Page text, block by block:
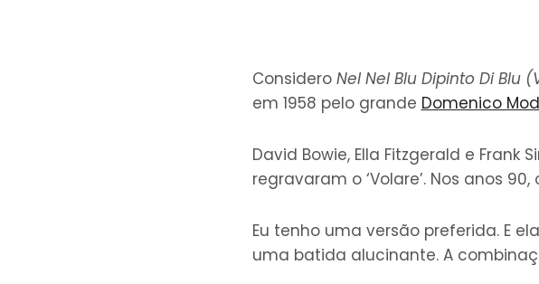
Considero Nel Nel Blu Dipinto Di Blu
em 1958 pelo grande Domenico
David Bowie, Ella Fitzgerald e
regravaram o ‘Volare’. Nos anos
Eu tenho uma versão preferida. E
uma batida alucinante. A